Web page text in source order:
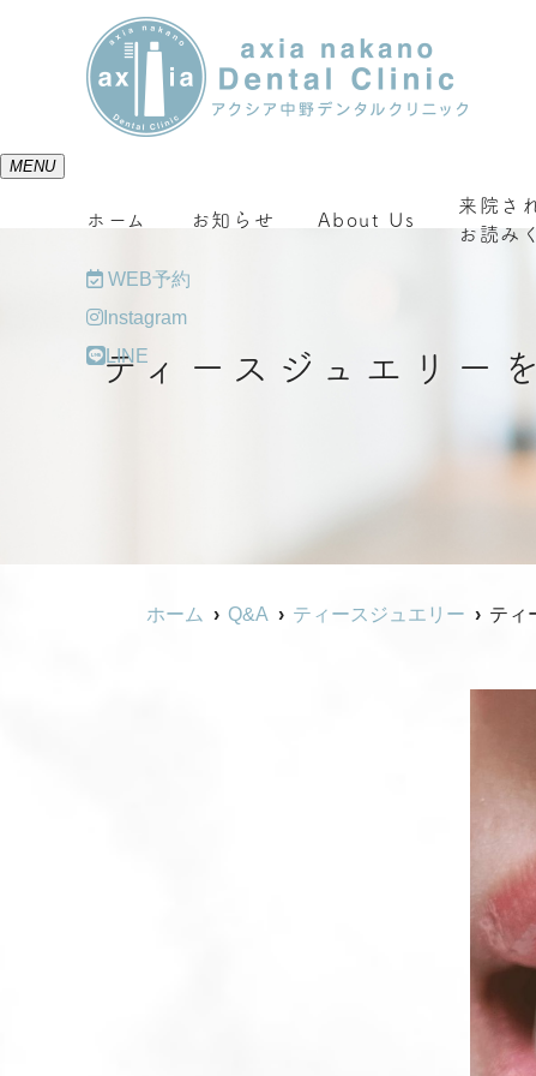
MENU
ホーム お知らせ About Us
来院さ
お読み
WEB予約
Instagram
LINE
ティースジュエリー
ホーム Q&A ティースジュエリー ティ